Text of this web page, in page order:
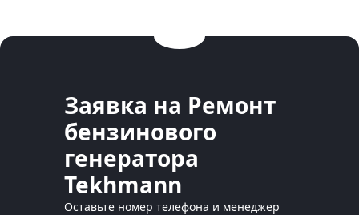
Заявка на Ремонт
бензинового
генератора
Tekhmann
Оставьте номер телефона и менеджер